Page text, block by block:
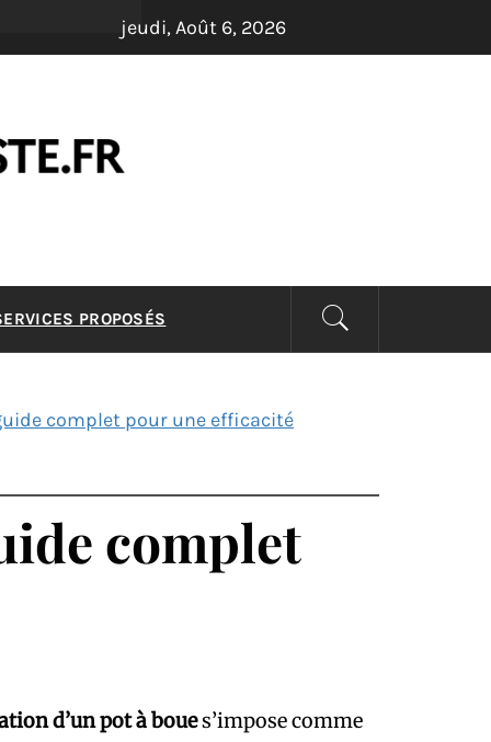
jeudi, Août 6, 2026
–
PROPOSÉS
complet pour une efficacité
complet
d’un pot à boues’impose comme